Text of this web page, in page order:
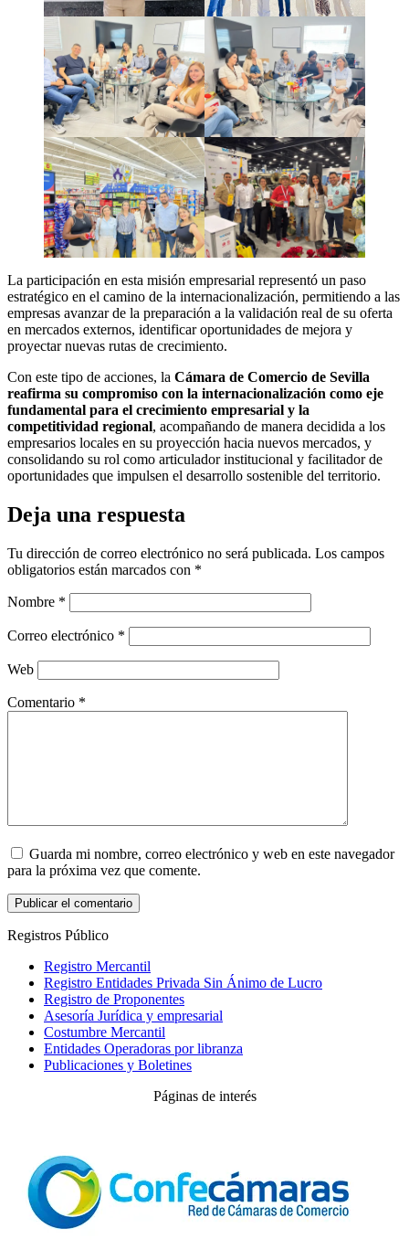
La participación en esta misión empresarial representó un paso
estratégico en el camino de la internacionalización, permitiendo a las
empresas avanzar de la preparación a la validación real de su oferta
en mercados externos, identificar oportunidades de mejora y
proyectar nuevas rutas de crecimiento.
Con este tipo de acciones, la Cámara de Comercio de Sevilla
reafirma su compromiso con la internacionalización como eje
fundamental para el crecimiento empresarial y la
competitividad regional, acompañando de manera decidida a los
empresarios locales en su proyección hacia nuevos mercados, y
consolidando su rol como articulador institucional y facilitador de
oportunidades que impulsen el desarrollo sostenible del territorio.
Deja una respuesta
Tu dirección de correo electrónico no será publicada. Los campos
obligatorios están marcados con *
Nombre *
Correo electrónico *
Web
Comentario *
Guarda mi nombre, correo electrónico y web en este navegador
para la próxima vez que comente.
Registros Público
Registro Mercantil
Registro Entidades Privada Sin Ánimo de Lucro
Registro de Proponentes
Asesoría Jurídica y empresarial
Costumbre Mercantil
Entidades Operadoras por libranza
Publicaciones y Boletines
Páginas de interés